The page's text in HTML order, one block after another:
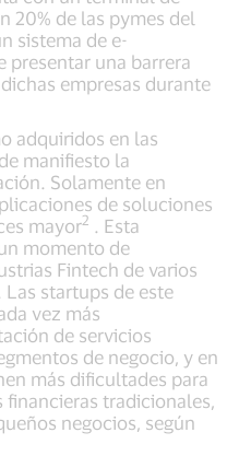
20% de las pymes del
sistema de e-
presentar una barrera
empresas durante
adquiridos en las
manifiesto la
Solamente en
de soluciones
mayor2
. Esta
momento de
Fintech de varios
startups de este
vez más
de servicios
de negocio, y en
más dificultades para
tradicionales,
negocios, según